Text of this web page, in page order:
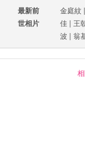
最新前
世相片
金庭紋
佳 | 王
波 | 翁